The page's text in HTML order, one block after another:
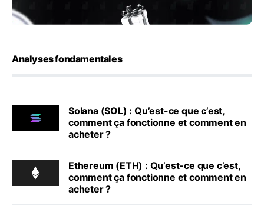
Analyses fondamentales
Solana (SOL) : Qu’est-ce que c’est,
comment ça fonctionne et comment en
acheter ?
Ethereum (ETH) : Qu’est-ce que c’est,
comment ça fonctionne et comment en
acheter ?